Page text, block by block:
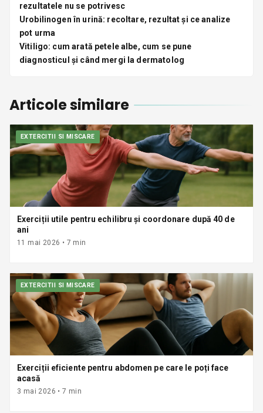
rezultatele nu se potrivesc
Urobilinogen în urină: recoltare, rezultat și ce analize
pot urma
Vitiligo: cum arată petele albe, cum se pune
diagnosticul și când mergi la dermatolog
Articole similare
EXTERCITII SI MISCARE
Exerciții utile pentru echilibru și coordonare după 40 de
ani
11 mai 2026 • 7 min
EXTERCITII SI MISCARE
Exerciții eficiente pentru abdomen pe care le poți face
acasă
3 mai 2026 •7 min